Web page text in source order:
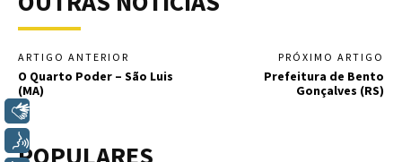
ARTIGO ANTERIOR
O Quarto Poder – São Luis
(MA)
PRÓXIMO ARTIGO
Prefeitura de Bento
Gonçalves (RS)